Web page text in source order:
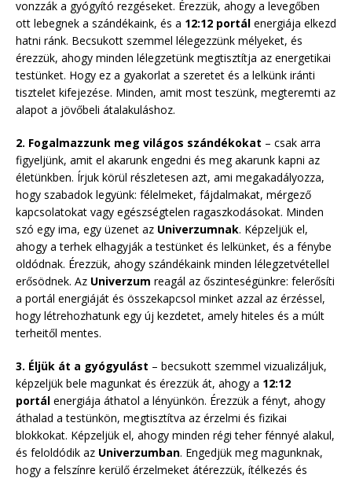
vonzzák a gyógyító rezgéseket. Érezzük, ahogy a levegőben
ott lebegnek a szándékaink, és a 12:12 portál energiája elkezd
hatni ránk. Becsukott szemmel lélegezzünk mélyeket, és
érezzük, ahogy minden lélegzetünk megtisztítja az energetikai
testünket. Hogy ez a gyakorlat a szeretet és a lelkünk iránti
tisztelet kifejezése. Minden, amit most teszünk, megteremti az
alapot a jövőbeli átalakuláshoz.
2. Fogalmazzunk meg világos szándékokat – csak arra
figyeljünk, amit el akarunk engedni és meg akarunk kapni az
életünkben. Írjuk körül részletesen azt, ami megakadályozza,
hogy szabadok legyünk: félelmeket, fájdalmakat, mérgező
kapcsolatokat vagy egészségtelen ragaszkodásokat. Minden
szó egy ima, egy üzenet az Univerzumnak. Képzeljük el,
ahogy a terhek elhagyják a testünket és lelkünket, és a fénybe
oldódnak. Érezzük, ahogy szándékaink minden lélegzetvétellel
erősödnek. Az Univerzum reagál az őszinteségünkre: felerősíti
a portál energiáját és összekapcsol minket azzal az érzéssel,
hogy létrehozhatunk egy új kezdetet, amely hiteles és a múlt
terheitől mentes.
3. Éljük át a gyógyulást – becsukott szemmel vizualizáljuk,
képzeljük bele magunkat és érezzük át, ahogy a 12:12
portál energiája áthatol a lényünkön. Érezzük a fényt, ahogy
áthalad a testünkön, megtisztítva az érzelmi és fizikai
blokkokat. Képzeljük el, ahogy minden régi teher fénnyé alakul,
és feloldódik az Univerzumban. Engedjük meg magunknak,
hogy a felszínre kerülő érzelmeket átérezzük, ítélkezés és